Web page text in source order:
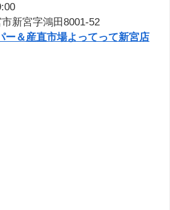
新宮字鴻田8001-52
ー＆産直市場よってって新宮店